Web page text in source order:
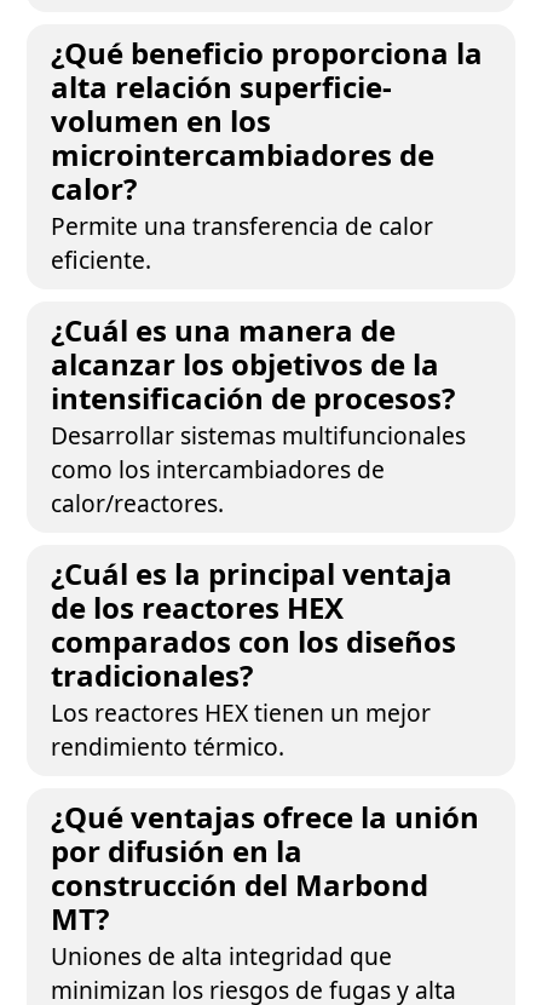
¿Qué beneficio proporciona la
alta relación superficie-
volumen en los
microintercambiadores de
calor?
Permite una transferencia de calor
eficiente.
¿Cuál es una manera de
alcanzar los objetivos de la
intensificación de procesos?
Desarrollar sistemas multifuncionales
como los intercambiadores de
calor/reactores.
¿Cuál es la principal ventaja
de los reactores HEX
comparados con los diseños
tradicionales?
Los reactores HEX tienen un mejor
rendimiento térmico.
¿Qué ventajas ofrece la unión
por difusión en la
construcción del Marbond
MT?
Uniones de alta integridad que
minimizan los riesgos de fugas y alta